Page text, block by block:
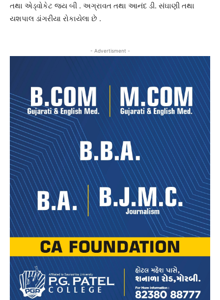
તથા એડ્વોકેટ જય બી . અગ્રાવત તથા આનંદ ડી. સંઘાણી તથા
યશપાલ ડાંગરીયા રોકાયેલા છે .
- Advertisment -